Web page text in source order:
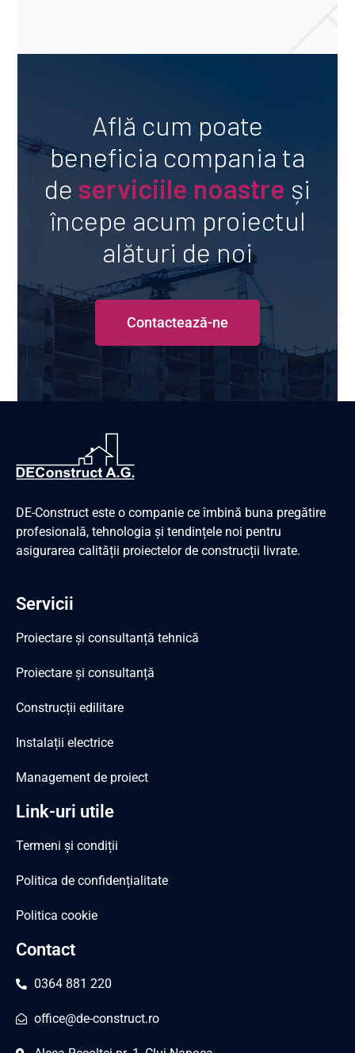
Află cum poate
beneficia compania ta
de serviciile noastre și
începe acum proiectul
alături de noi
Contactează-ne
DE-Construct este o companie ce îmbină buna pregătire
profesională, tehnologia și tendințele noi pentru
asigurarea calității proiectelor de construcții livrate.
Servicii
Proiectare și consultanță tehnică
Proiectare și consultanță
Construcții edilitare
Instalații electrice
Management de proiect
Link-uri utile
Termeni și condiții
Politica de confidențialitate
Politica cookie
Contact
0364 881 220
office@de-construct.ro